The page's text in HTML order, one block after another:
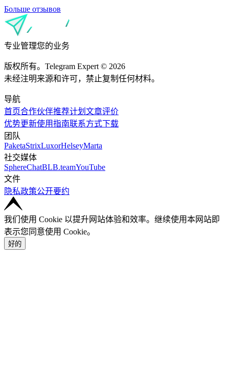
Больше отзывов
专业管理您的业务
版权所有。Telegram Expert © 2026
未经注明来源和许可，禁止复制任何材料。
导航
首页合作伙伴推荐计划 文章评价
优势更新使用指南联系方式下载
团队
PaketaStrixLuxorHelseyMarta
社交媒体
SphereChatBLB.teamYouTube
文件
隐私政策公开要约
我们使用 Cookie 以提升网站体验和效率。继续使用本网站即
表示您同意使用 Cookie。
好的